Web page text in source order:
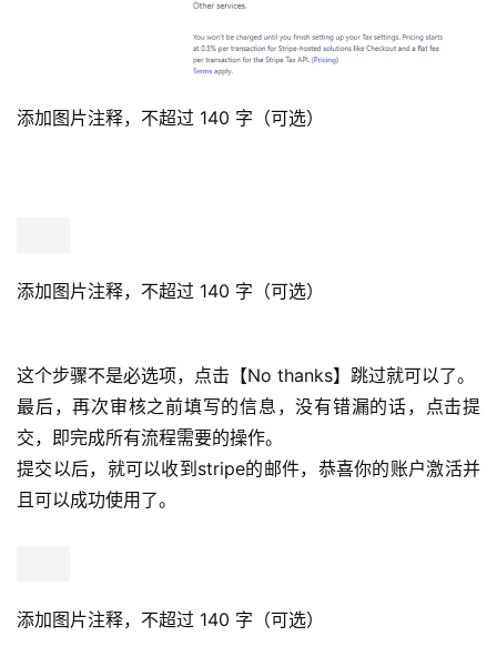
融
社
生
态
合
作
伙
伴
添加图片注释，不超过 140 字（可选）
添加图片注释，不超过 140 字（可选）
这个步骤不是必选项，点击【No thanks】跳过就可以了。
最后，再次审核之前填写的信息，没有错漏的话，点击提
交，即完成所有流程需要的操作。
提交以后，就可以收到stripe的邮件，恭喜你的账户激活并
且可以成功使用了。
添加图片注释，不超过 140 字（可选）